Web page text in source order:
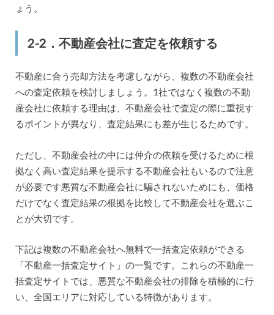
ょう。
2-2．不動産会社に査定を依頼する
不動産に合う売却方法を考慮しながら、複数の不動産会社
への査定依頼を検討しましょう。1社ではなく複数の不動
産会社に依頼する理由は、不動産会社で査定の際に重視す
るポイントが異なり、査定結果にも差が生じるためです。
ただし、不動産会社の中には仲介の依頼を受けるために根
拠なく高い査定結果を提示する不動産会社もいるので注意
が必要です悪質な不動産会社に騙されないためにも、価格
だけでなく査定結果の根拠を比較して不動産会社を選ぶこ
とが大切です。
下記は複数の不動産会社へ無料で一括査定依頼ができる
「不動産一括査定サイト」の一覧です。これらの不動産一
括査定サイトでは、悪質な不動産会社の排除を積極的に行
い、全国エリアに対応している特徴があります。